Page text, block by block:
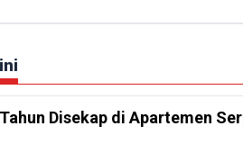
Disekap di Apartemen